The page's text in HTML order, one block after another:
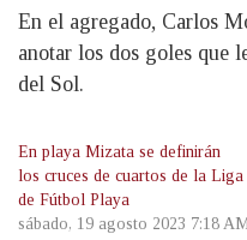
En el agregado, Carlos
anotar los dos goles que
del Sol.
En playa Mizata se definirán
los cruces de cuartos de la Liga
de Fútbol Playa
sábado, 19 agosto 2023 7:18